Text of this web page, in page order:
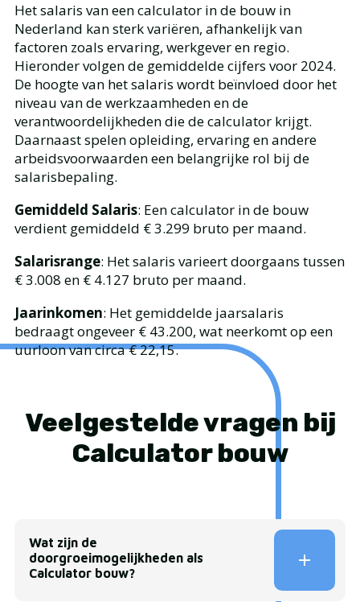
Het salaris van een calculator in de bouw in
Nederland kan sterk variëren, afhankelijk van
factoren zoals ervaring, werkgever en regio.
Hieronder volgen de gemiddelde cijfers voor 2024.
De hoogte van het salaris wordt beïnvloed door het
niveau van de werkzaamheden en de
verantwoordelijkheden die de calculator krijgt.
Daarnaast spelen opleiding, ervaring en andere
arbeidsvoorwaarden een belangrijke rol bij de
salarisbepaling.
Gemiddeld Salaris: Een calculator in de bouw
verdient gemiddeld € 3.299 bruto per maand.
Salarisrange: Het salaris varieert doorgaans tussen
€ 3.008 en € 4.127 bruto per maand.
Jaarinkomen: Het gemiddelde jaarsalaris
bedraagt ongeveer € 43.200, wat neerkomt op een
uurloon van circa € 22,15.
Veelgestelde vragen bij
Calculator bouw
Wat zijn de
doorgroeimogelijkheden als
Calculator bouw?